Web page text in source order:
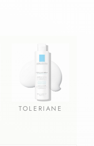
TOLERIANE